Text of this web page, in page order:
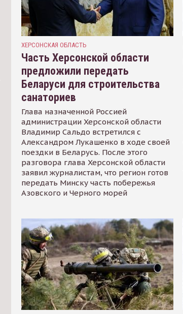
ХЕРСОНСКАЯ ОБЛАСТЬ
Часть Херсонской области
предложили передать
Беларуси для строительства
санаториев
Глава назначенной Россией
администрации Херсонской области
Владимир Сальдо встретился с
Александром Лукашенко в ходе своей
поездки в Беларусь. После этого
разговора глава Херсонской области
заявил журналистам, что регион готов
передать Минску часть побережья
Азовского и Черного морей